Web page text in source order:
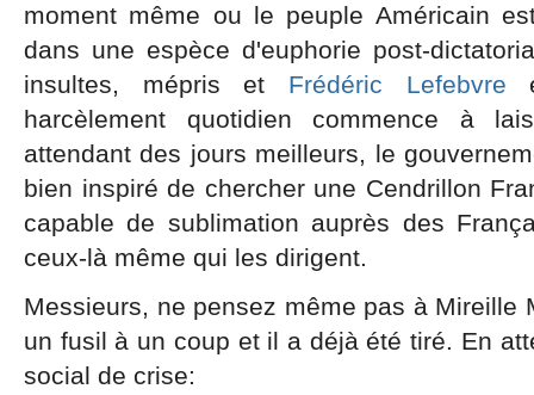
moment même ou le peuple Américain
dans une espèce d'euphorie post-
insultes, mépris et Frédéric Lefebvre
harcèlement quotidien commence à
attendant des jours meilleurs, le
bien inspiré de chercher une Cendrillon
capable de sublimation auprès des
ceux-là même qui les dirigent.
Messieurs, ne pensez même pas à Mireille
un fusil à un coup et il a déjà été tiré. En
social de crise: